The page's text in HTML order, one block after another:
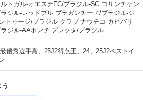
トガル-オエステFC/ブラジル-SC コリンチャン
ジル-レッドブル ブラガンチーノ/ブラジル-ジ
トゥージ/ブラジル-クラブ ナウチコ カピバリ
ジル-AAポンチ プレッタ/ブラジル
優秀選手賞、25J2得点王、24、25J2ベストイ